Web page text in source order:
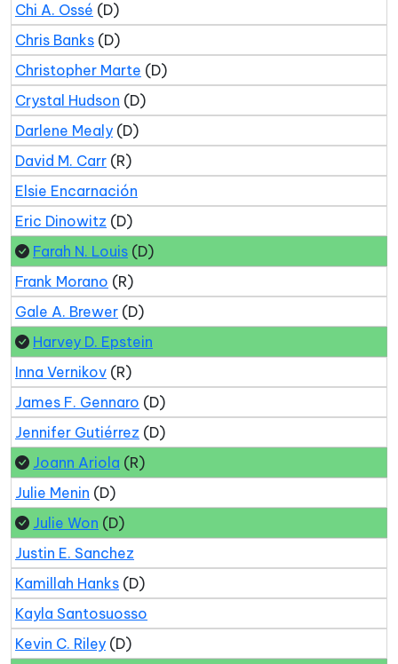
Chi A. Ossé (D)
Chris Banks (D)
Christopher Marte (D)
Crystal Hudson (D)
Darlene Mealy (D)
David M. Carr (R)
Elsie Encarnación
Eric Dinowitz (D)
Farah N. Louis (D)
Frank Morano (R)
Gale A. Brewer (D)
Harvey D. Epstein
Inna Vernikov (R)
James F. Gennaro (D)
Jennifer Gutiérrez (D)
Joann Ariola (R)
Julie Menin (D)
Julie Won (D)
Justin E. Sanchez
Kamillah Hanks (D)
Kayla Santosuosso
Kevin C. Riley (D)